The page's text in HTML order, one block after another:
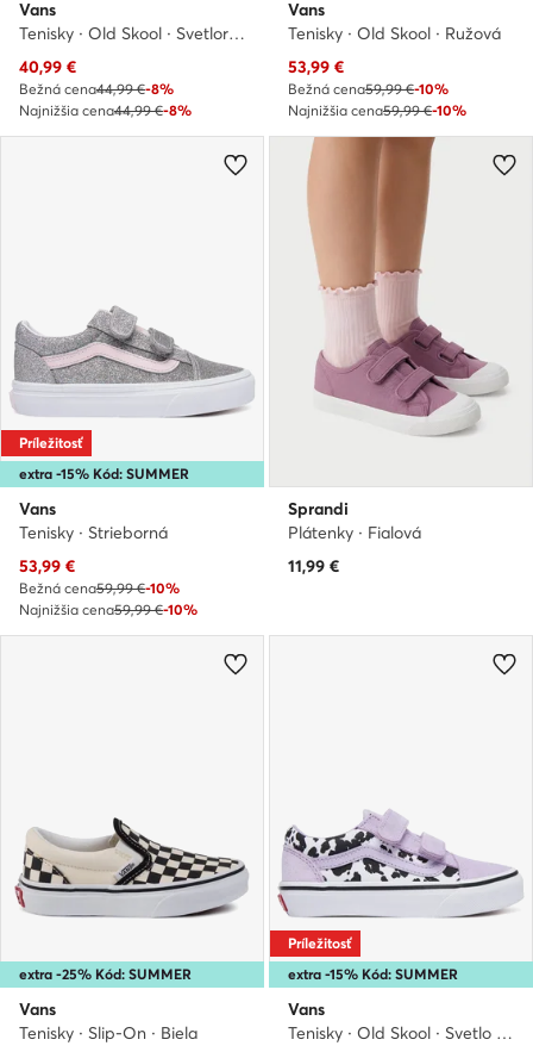
Vans
Tenisky · Old Skool · Svetloružová
Aktuálna cena
40,99 €
Bežná cena44,99 €-8%
Najnižšia cena44,99 €-8%
Vans
Tenisky · Old Skool · Ružová
Aktuálna cena
53,99 €
Bežná cena59,99 €-10%
Najnižšia cena59,99 €-10%
extra -15% Kód: SUMMER
Príležitosť
Vans
Tenisky · Strieborná
Aktuálna cena
53,99 €
Bežná cena59,99 €-10%
Najnižšia cena59,99 €-10%
Sprandi
Plátenky · Fialová
11,99 €
extra -25% Kód: SUMMER
Vans
Tenisky · Slip-On · Biela
extra -15% Kód: SUMMER
Príležitosť
Vans
Tenisky · Old Skool · Svetlo fialová